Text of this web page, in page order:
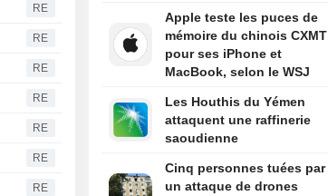
RE
RE
RE
RE
RE
RE
RE
Apple teste les puces de
mémoire du chinois CXMT
pour ses iPhone et
MacBook, selon le WSJ
Les Houthis du Yémen
attaquent une raffinerie
saoudienne
Cinq personnes tuées par
un attaque de drones